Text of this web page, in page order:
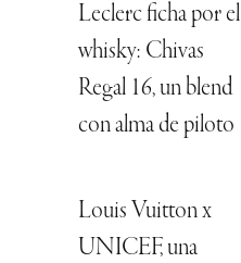
Leclerc ficha por el
whisky: Chivas
Regal 16, un blend
con alma de piloto
Louis Vuitton x
UNICEF, una